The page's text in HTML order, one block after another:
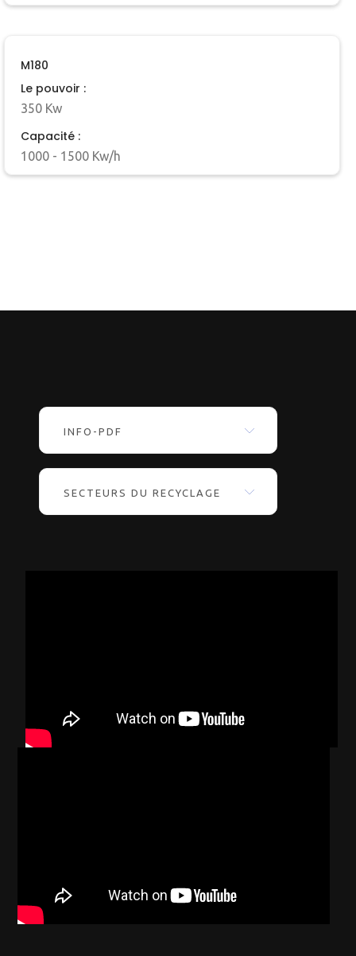
M180
Le pouvoir :
350 Kw
Capacité :
1000 - 1500 Kw/h
INFO-PDF
SECTEURS DU RECYCLAGE